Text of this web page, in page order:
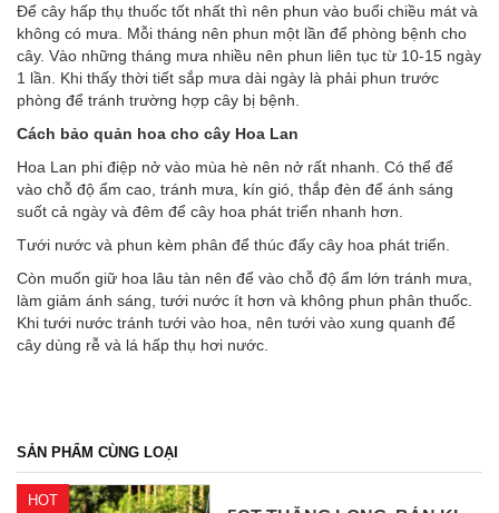
Để cây hấp thụ thuốc tốt nhất thì nên phun vào buổi chiều mát và
không có mưa. Mỗi tháng nên phun một lần để phòng bệnh cho
cây. Vào những tháng mưa nhiều nên phun liên tục từ 10-15 ngày
1 lần. Khi thấy thời tiết sắp mưa dài ngày là phải phun trước
phòng để tránh trường hợp cây bị bệnh.
Cách bảo quản hoa cho cây Hoa Lan
Hoa Lan phi điệp nở vào mùa hè nên nở rất nhanh. Có thể để
vào chỗ độ ẩm cao, tránh mưa, kín gió, thắp đèn để ánh sáng
suốt cả ngày và đêm để cây hoa phát triển nhanh hơn.
Tưới nước và phun kèm phân để thúc đẩy cây hoa phát triển.
Còn muốn giữ hoa lâu tàn nên để vào chỗ độ ẩm lớn tránh mưa,
làm giảm ánh sáng, tưới nước ít hơn và không phun phân thuốc.
Khi tưới nước tránh tưới vào hoa, nên tưới vào xung quanh để
cây dùng rễ và lá hấp thụ hơi nước.
SẢN PHẨM CÙNG LOẠI
HOT